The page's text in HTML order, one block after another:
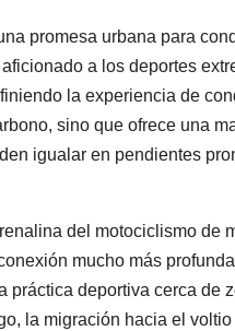
promesa urbana para
a los deportes
la experiencia de
sino que ofrece una
igualar en pendientes
del motociclismo de
mucho más
deportiva cerca de
la migración hacia el voltio